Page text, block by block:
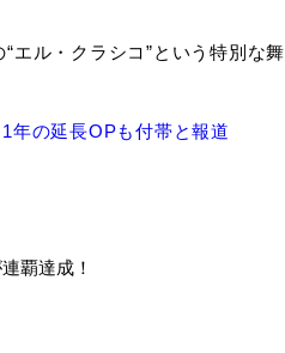
ル・クラシコ”という特別な舞
年の延長OPも付帯と報道
覇達成！